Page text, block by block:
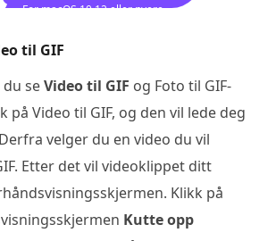
For macOS 10.12 eller nyere
til GIF
seVideo til GIF og Foto til GIF-
på Video til GIF, og den vil lede deg
velger du en video du vil
Etter det vil videoklippet ditt
Klikk på
Kutte opp